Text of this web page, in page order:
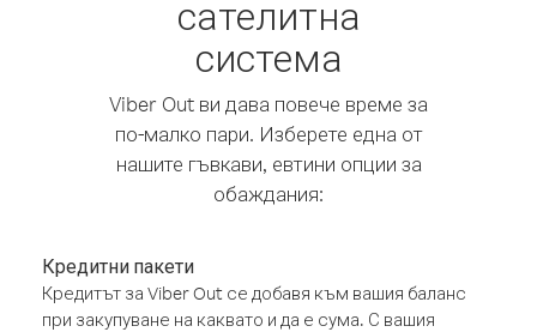
сателитна
система
Viber Out ви дава повече време за
по-малко пари. Изберете една от
нашите гъвкави, евтини опции за
обаждания:
Кредитни пакети
Кредитът за Viber Out се добавя към вашия баланс
при закупуване на каквато и да е сума. С вашия